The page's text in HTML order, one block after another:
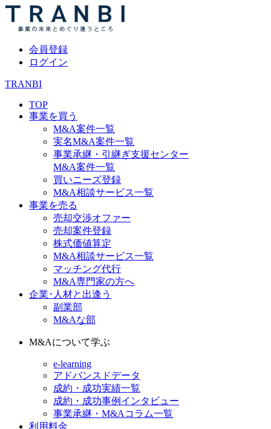
会員登録
ログイン
TRANBI
TOP
事業を買う
M&A案件一覧
実名M&A案件一覧
事業承継・引継ぎ支援センター
M&A案件一覧
買いニーズ登録
M&A相談サービス一覧
事業を売る
売却交渉オファー
売却案件登録
株式価値算定
M&A相談サービス一覧
マッチング代行
M&A専門家の方へ
企業･人材と出逢う
副業部
M&Aな部
M&Aについて学ぶ
e-learning
アドバンスドデータ
成約・成功実績一覧
成約・成功事例インタビュー
事業承継・M&Aコラム一覧
利用料金